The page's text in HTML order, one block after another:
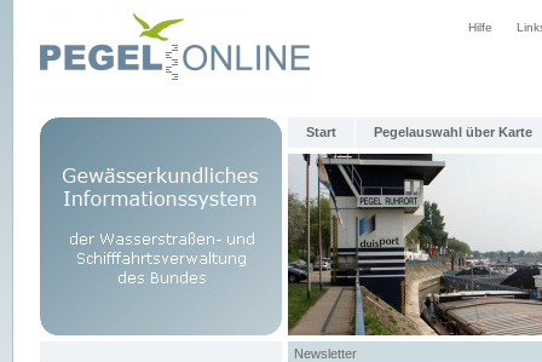
Hilfe
Start Pegelauswahl über Karte
Newsletter